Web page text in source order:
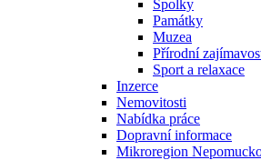
Spolky
Památky
Muzea
Přírodní
Sport a relaxace
Inzerce
Nemovitosti
Nabídka práce
Dopravní informace
Mikroregion